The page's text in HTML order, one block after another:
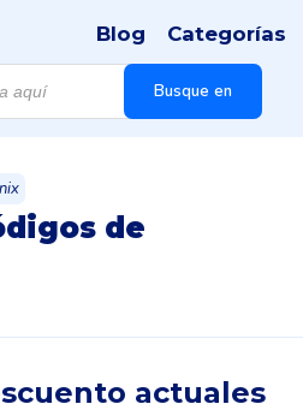
Busque en
Blog Categorías
de
actuales